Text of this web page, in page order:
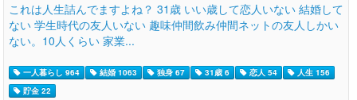
これは人生詰んでますよね？ 31歳 いい歳して恋人いない 結婚して
ない 学生時代の友人いない 趣味仲間飲み仲間ネットの友人しかい
ない。10人くらい 家業...
一人暮らし 964 結婚 1063 独身 67 31歳 6 恋人 54
人生 156
貯金 22